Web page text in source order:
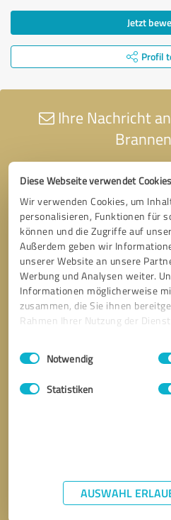
Diese Webseite verwendet Cookies
Wir verwenden Cookies, um
personalisieren, Funktionen für
können und die Zugriffe auf
Außerdem geben wir
unserer Website an unsere
Werbung und Analysen weiter.
Informationen möglicherweise
zusammen, die Sie ihnen
Rahmen Ihrer Nutzung der
Impressum
Einwilligungsauswahl
Notwendig
Statistiken
AUSWAHL
Jetzt
Profil
Ihre Nachricht
Nachricht